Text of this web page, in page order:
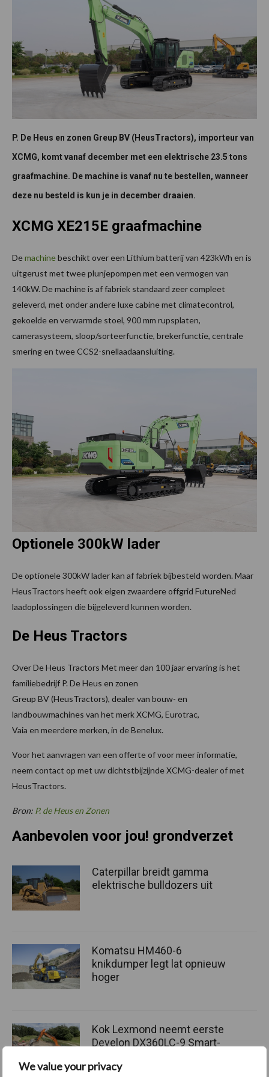
We value your privacy
P. De Heus en zonen Greup BV (HeusTractors), importeur van
XCMG, komt vanaf december met een elektrische 23.5 tons
graafmachine. De machine is vanaf nu te bestellen, wanneer
deze nu besteld is kun je in december draaien.
XCMG XE215E graafmachine
Demachinebeschikt over een Lithium batterij van 423kWh en is
uitgerust met twee plunjepompen met een vermogen van
140kW. De machine is af fabriek standaard zeer compleet
geleverd, met onder andere luxe cabine met climatecontrol,
gekoelde en verwarmde stoel, 900 mm rupsplaten,
camerasysteem, sloop/sorteerfunctie, brekerfunctie, centrale
smering en twee CCS2-snellaadaansluiting.
Optionele 300kW lader
De optionele 300kW lader kan af fabriek bijbesteld worden. Maar
HeusTractors heeft ook eigen zwaardere offgrid FutureNed
laadoplossingen die bijgeleverd kunnen worden.
De Heus Tractors
Over De Heus Tractors Met meer dan 100 jaar ervaring is het
familiebedrijf P. De Heus en zonen
Greup BV (HeusTractors), dealer van bouw- en
landbouwmachines van het merk XCMG, Eurotrac,
Vaia en meerdere merken, in de Benelux.
Voor het aanvragen van een offerte of voor meer informatie,
neem contact op met uw dichtstbijzijnde XCMG-dealer of met
HeusTractors.
Bron: P. de Heus en Zonen
Aanbevolen voor jou! grondverzet
Caterpillar breidt gamma
elektrische bulldozers uit
Komatsu HM460-6
knikdumper legt lat opnieuw
hoger
Kok Lexmond neemt eerste
Develon DX360LC-9 Smart-
gebruik